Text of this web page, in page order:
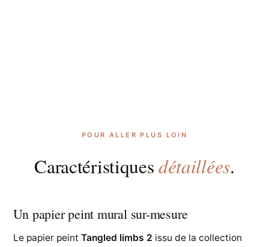
POUR ALLER PLUS LOIN
Caractéristiquesdétaillées.
Un papier peint mural sur-mesure
Le papier peintTangled limbs 2 issu de la collection